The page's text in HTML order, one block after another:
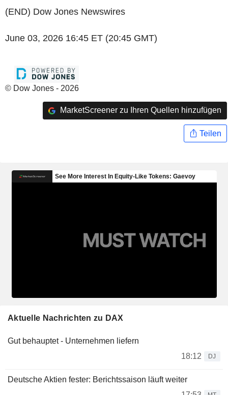
(END) Dow Jones Newswires
June 03, 2026 16:45 ET (20:45 GMT)
© Dow Jones - 2026
MarketScreener zu Ihren Quellen hinzufügen
Teilen
Aktuelle Nachrichten zu DAX
Gut behauptet - Unternehmen liefern
18:12
DJ
Deutsche Aktien fester: Berichtssaison läuft weiter